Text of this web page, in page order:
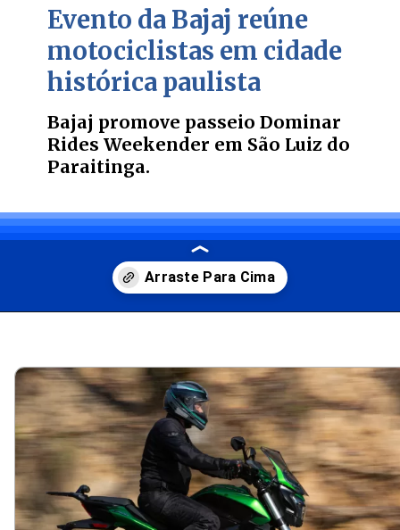
Evento da Bajaj reúne
motociclistas em cidade
histórica paulista
Bajaj promove passeio Dominar
Rides Weekender em São Luiz do
Paraitinga.